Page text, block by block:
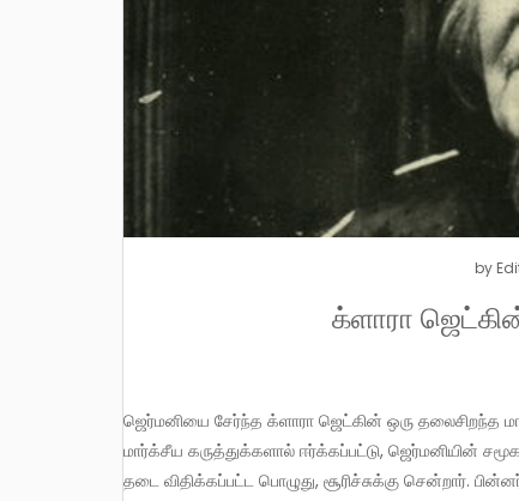
by
க்ளாரா
ஜெர்மனியை சேர்ந்த க்ளாரா ஜெட்கின் ஒரு தலைசிறந்த மார்க்சீயவாதி. பெண்ணுரிமை போராளி. கல்லூரியில் படிக்கும் பொழுதே,
மார்க்சீய கருத்துக்களால் ஈர்க்கப்பட்டு, ஜெர்மனியின்
தடை விதிக்கப்பட்ட பொழுது, சூரிச்சுக்கு சென்றார்.